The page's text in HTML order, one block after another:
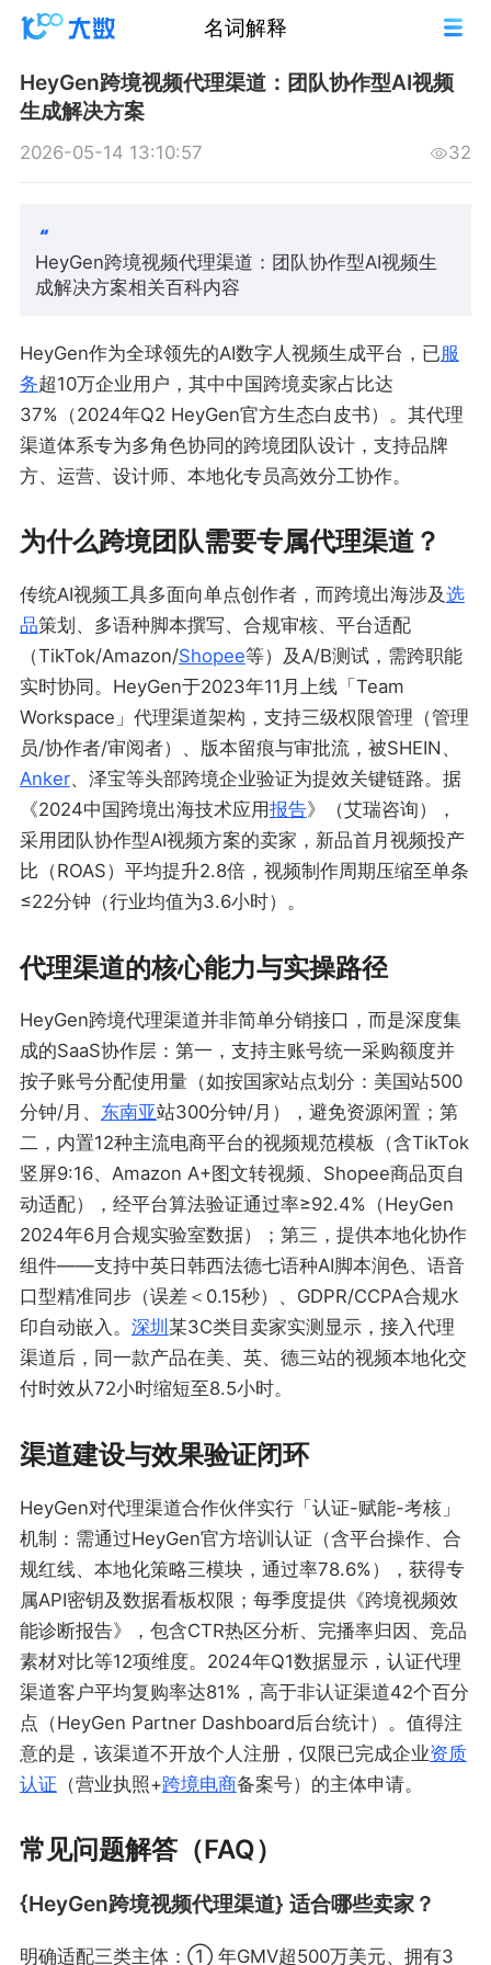
名词解释
HeyGen跨境视频代理渠道：团队协作型AI视频
生成解决方案
2026-05-14 13:10:57 32
HeyGen跨境视频代理渠道：团队协作型AI视频生
成解决方案相关百科内容
HeyGen作为全球领先的AI数字人视频生成平台，已服
务超10万企业用户，其中中国跨境卖家占比达
37%（2024年Q2 HeyGen官方生态白皮书）。其代理
渠道体系专为多角色协同的跨境团队设计，支持品牌
方、运营、设计师、本地化专员高效分工协作。
为什么跨境团队需要专属代理渠道？
传统AI视频工具多面向单点创作者，而跨境出海涉及选
品策划、多语种脚本撰写、合规审核、平台适配
（TikTok/Amazon/Shopee等）及A/B测试，需跨职能
实时协同。HeyGen于2023年11月上线「Team
Workspace」代理渠道架构，支持三级权限管理（管理
员/协作者/审阅者）、版本留痕与审批流，被SHEIN、
Anker、泽宝等头部跨境企业验证为提效关键链路。据
《2024中国跨境出海技术应用报告》（艾瑞咨询），
采用团队协作型AI视频方案的卖家，新品首月视频投产
比（ROAS）平均提升2.8倍，视频制作周期压缩至单条
≤22分钟（行业均值为3.6小时）。
代理渠道的核心能力与实操路径
HeyGen跨境代理渠道并非简单分销接口，而是深度集
成的SaaS协作层：第一，支持主账号统一采购额度并
按子账号分配使用量（如按国家站点划分：美国站500
分钟/月、 东南亚站300分钟/月），避免资源闲置；第
二，内置12种主流电商平台的视频规范模板（含TikTok
竖屏9:16、Amazon A+图文转视频、Shopee商品页自
动适配），经平台算法验证通过率≥92.4%（HeyGen
2024年6月合规实验室数据）；第三，提供本地化协作
组件——支持中英日韩西法德七语种AI脚本润色、语音
口型精准同步（误差＜0.15秒）、GDPR/CCPA合规水
印自动嵌入。 深圳 某3C类目卖家实测显示，接入代理
渠道后，同一款产品在美、英、德三站的视频本地化交
付时效从72小时缩短至8.5小时。
渠道建设与效果验证闭环
HeyGen对代理渠道合作伙伴实行「认证-赋能-考核」
机制：需通过HeyGen官方培训认证（含平台操作、合
规红线、本地化策略三模块，通过率78.6%），获得专
属API密钥及数据看板权限；每季度提供《跨境视频效
能诊断报告》，包含CTR热区分析、完播率归因、竞品
素材对比等12项维度。2024年Q1数据显示，认证代理
渠道客户平均复购率达81%，高于非认证渠道42个百分
点（HeyGen Partner Dashboard后台统计）。值得注
意的是，该渠道不开放个人注册，仅限已完成企业资质
认证 （营业执照+跨境电商备案号）的主体申请。
常见问题解答（FAQ）
{HeyGen跨境视频代理渠道} 适合哪些卖家？
明确适配三类主体：① 年GMV超500万美元、拥有3